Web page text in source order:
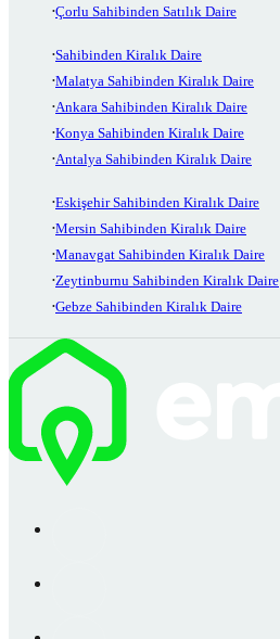
Çorlu Sahibinden Satılık Daire
Sahibinden Kiralık Daire
Malatya Sahibinden Kiralık Daire
Ankara Sahibinden Kiralık Daire
Konya Sahibinden Kiralık Daire
Antalya Sahibinden Kiralık Daire
Eskişehir Sahibinden Kiralık Daire
Mersin Sahibinden Kiralık Daire
Manavgat Sahibinden Kiralık Daire
Zeytinburnu Sahibinden Kiralık Daire
Gebze Sahibinden Kiralık Daire